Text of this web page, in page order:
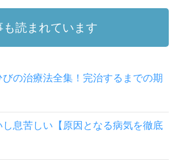
も読まれています
びの治療法全集！完治するまでの期
し息苦しい【原因となる病気を徹底